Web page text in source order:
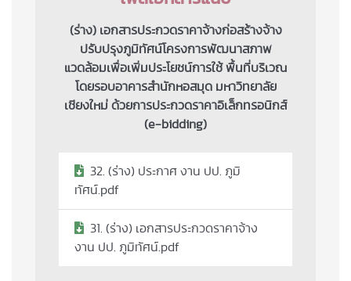
(ร่าง) เอกสารประกวดราคาจ้างก่อสร้างจ้าง
ปรับปรุงภูมิทัศน์โครงการพัฒนาสภาพ
แวดล้อมเพื่อเพิ่มประโยชน์การใช้ พื้นที่บริเวณ
โดยรอบอาคารสำนักหอสมุด มหาวิทยาลัย
เชียงใหม่ ด้วยการประกวดราคาอิเล็กทรอนิกส์
(e-bidding)
32. (ร่าง) ประกาศ งาน ปป. ภูมิ
ทัศน์.pdf
31. (ร่าง) เอกสารประกวดราคาจ้าง
งาน ปป. ภูมิทัศน์.pdf